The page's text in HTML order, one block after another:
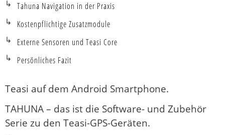
Teasi auf dem Android Smartphone.
TAHUNA – das ist die Software- und Zubehör
Serie zu den Teasi-GPS-Geräten.
Tahuna Navigation in der Praxis
Kostenpflichtige Zusatzmodule
Externe Sensoren und Teasi Core
Persönliches Fazit